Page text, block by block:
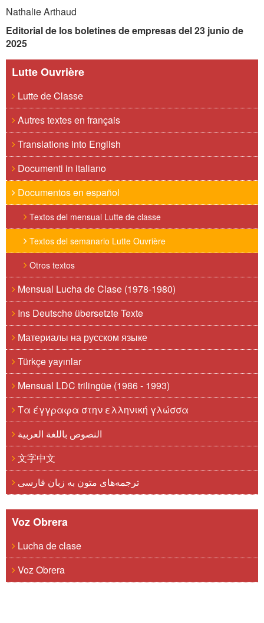
Nathalie Arthaud
Editorial de los boletines de empresas del 23 junio de
2025
Lutte Ouvrière
Lutte de Classe
Autres textes en français
Translations into English
Documenti in italiano
Documentos en español
Textos del mensual Lutte de classe
Textos del semanario Lutte Ouvrière
Otros textos
Mensual Lucha de Clase (1978-1980)
Ins Deutsche übersetzte Texte
Материалы на русском языке
Türkçe yayınlar
Mensual LDC trilingüe (1986 - 1993)
Τα έγγραφα στην ελληνική γλώσσα
النصوص باللغة العربية
文字中文
ترجمه‌های متون به زبان فارسی
Voz Obrera
Lucha de clase
Voz Obrera